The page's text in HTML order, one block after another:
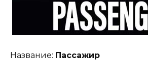
Название: Пассажир